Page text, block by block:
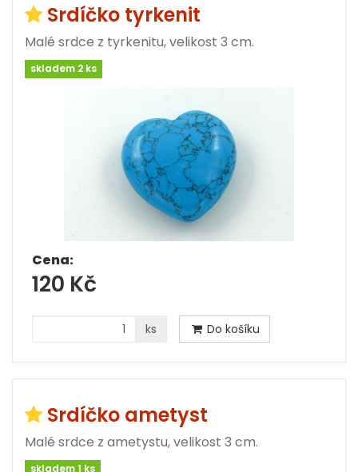
Srdíčko tyrkenit
Malé srdce z tyrkenitu, velikost 3 cm.
skladem 2 ks
Cena:
120 Kč
ks Do košíku
Srdíčko ametyst
Malé srdce z ametystu, velikost 3 cm.
skladem 1 ks